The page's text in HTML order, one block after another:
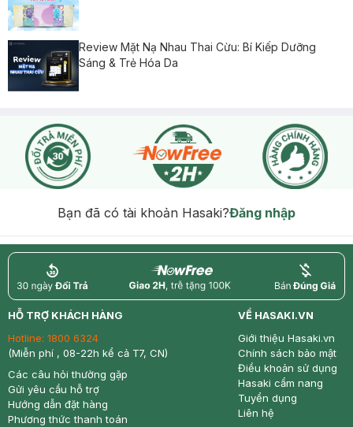
Review Mặt Nạ Nhau Thai Cừu: Bí Kiếp Dưỡng
Sáng & Trẻ Hóa Da
Bạn đã có tài khoản Hasaki?Đăng nhập
return nowfree price
HỖ TRỢ KHÁCH HÀNG
Hotline: 1800 6324
(Miễn phí , 08-22h kể cả T7, CN)
Các câu hỏi thường gặp
Gửi yêu cầu hỗ trợ
Hướng dẫn đặt hàng
Phương thức thanh toán
VỀ HASAKI.VN
Giới thiệu Hasaki.vn
Chính sách bảo mật
Điều khoản sử dụng
Hasaki cẩm nang
Tuyển dụng
Liên hệ